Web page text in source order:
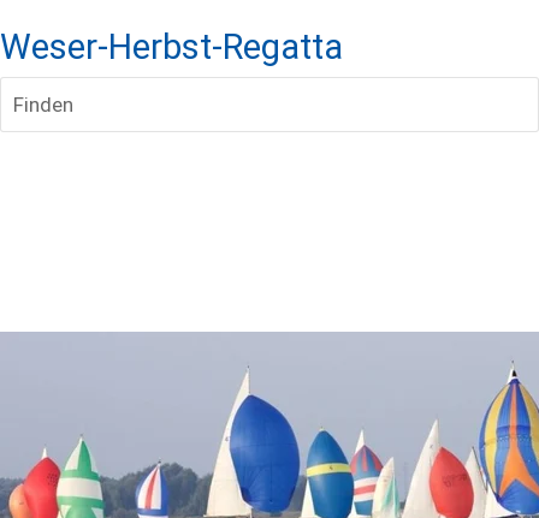
Weser-Herbst-Regatta
Finden